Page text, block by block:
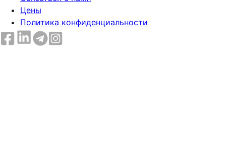
Цены
Политика конфиденциальности